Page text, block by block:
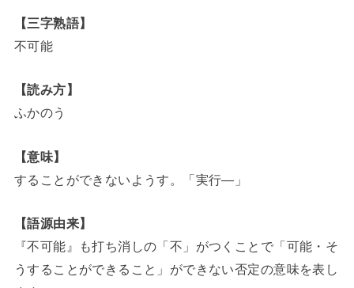
【三字熟語】
不可能
【読み方】
ふかのう
【意味】
することができないようす。「実行―」
【語源由来】
『不可能』も打ち消しの「不」がつくことで「可能・そ
うすることができること」ができない否定の意味を表し